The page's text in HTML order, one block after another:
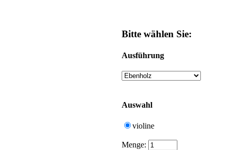
Bitte wählen Sie:
Ausführung
Auswahl
violine
Menge: